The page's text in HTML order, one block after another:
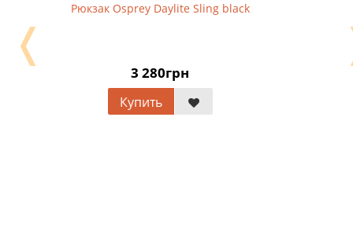
Рюкзак Osprey Daylite Sling black
3 280грн
Купить
❬